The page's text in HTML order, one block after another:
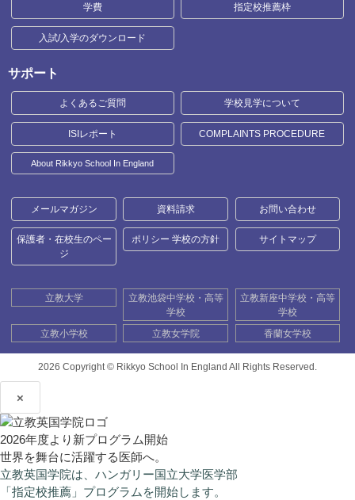
学費 指定校推薦枠
入試/入学のダウンロード
サポート
よくあるご質問 学校見学について
ISIレポート COMPLAINTS PROCEDURE
About Rikkyo School In England
メールマガジン 資料請求 お問い合わせ
保護者・在校生のペー
ジ
ポリシー 学校の方針 サイトマップ
立教大学
立教池袋中学校・高等
学校
立教新座中学校・高等
学校
立教小学校
立教女学院 香蘭女学校
2026 Copyright © Rikkyo School In England All Rights Reserved.
×
2026年度より新プログラム開始
世界を舞台に活躍する医師へ。
立教英国学院は、ハンガリー国立大学医学部
「指定校推薦」プログラムを開始します。